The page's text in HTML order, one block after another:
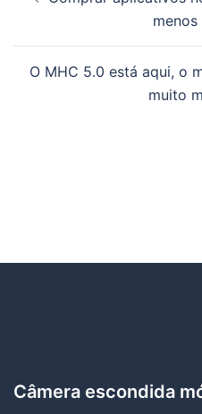
menos
O MHC 5.0 está aqui, o
muito
Câmera escondida